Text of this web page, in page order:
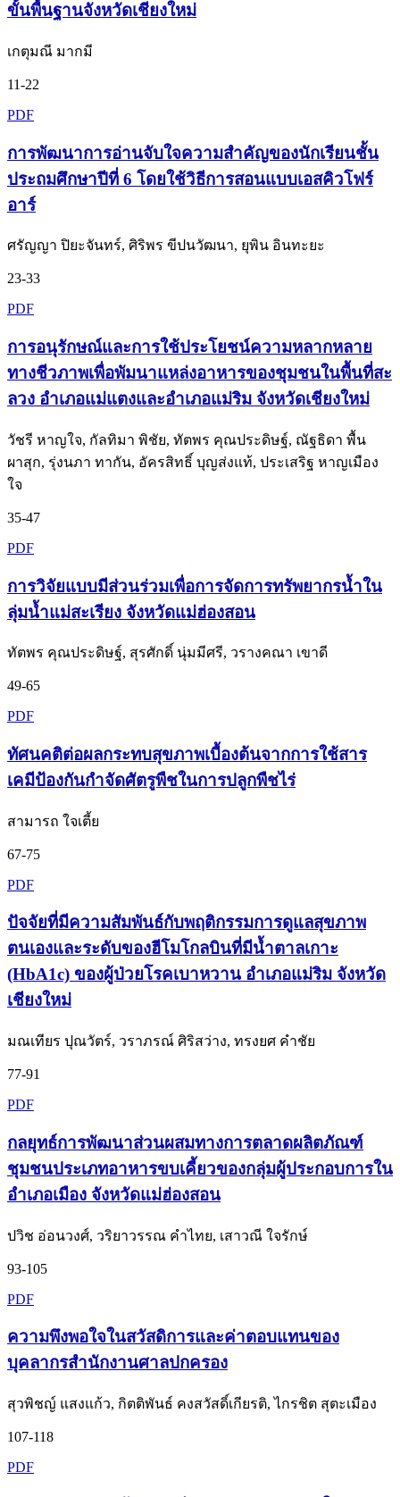
ขั้นพื้นฐานจังหวัดเชียงใหม่
เกตุมณี มากมี
11-22
PDF
การพัฒนาการอ่านจับใจความสำคัญของนักเรียนชั้น
ประถมศึกษาปีที่ 6 โดยใช้วิธีการสอนแบบเอสคิวโฟร์
อาร์
ศรัญญา ปิยะจันทร์, ศิริพร ขีปนวัฒนา, ยุพิน อินทะยะ
23-33
PDF
การอนุรักษณ์และการใช้ประโยชน์ความหลากหลาย
ทางชีวภาพเพื่อพัมนาแหล่งอาหารของชุมชนในพื้นที่สะ
ลวง อำเภอแม่แตงและอำเภอแม่ริม จังหวัดเชียงใหม่
วัชรี หาญใจ, กัลทิมา พิชัย, ทัตพร คุณประดิษฐ์, ณัฐธิดา พื้น
ผาสุก, รุ่งนภา ทากัน, อัครสิทธิ์ บุญส่งแท้, ประเสริฐ หาญเมือง
ใจ
35-47
PDF
การวิจัยแบบมีส่วนร่วมเพื่อการจัดการทรัพยากรน้ำใน
ลุ่มน้ำแม่สะเรียง จังหวัดแม่ฮ่องสอน
ทัตพร คุณประดิษฐ์, สุรศักดิ์ นุ่มมีศรี, วรางคณา เขาดี
49-65
PDF
ทัศนคติต่อผลกระทบสุขภาพเบื้องต้นจากการใช้สาร
เคมีป้องกันกำจัดศัตรูพืชในการปลูกพืชไร่
สามารถ ใจเตี้ย
67-75
PDF
ปัจจัยที่มีความสัมพันธ์กับพฤติกรรมการดูแลสุขภาพ
ตนเองและระดับของฮีโมโกลบินที่มีน้ำตาลเกาะ
(HbA1c) ของผู้ป่วยโรคเบาหวาน อำเภอแม่ริม จังหวัด
เชียงใหม่
มณเทียร ปุณวัตร์, วราภรณ์ ศิริสว่าง, ทรงยศ คำชัย
77-91
PDF
กลยุทธ์การพัฒนาส่วนผสมทางการตลาดผลิตภัณฑ์
ชุมชนประเภทอาหารขบเคี้ยวของกลุ่มผู้ประกอบการใน
อำเภอเมือง จังหวัดแม่ฮ่องสอน
ปวิช อ่อนวงศ์, วริยาวรรณ คำไทย, เสาวณี ใจรักษ์
93-105
PDF
ความพึงพอใจในสวัสดิการและค่าตอบแทนของ
บุคลากรสำนักงานศาลปกครอง
สุวพิชญ์ แสงแก้ว, กิตติพันธ์ คงสวัสดิ์เกียรติ, ไกรชิต สุตะเมือง
107-118
PDF